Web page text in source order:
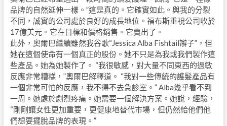
品牌的自然延伸一樣。”這是真的。它確實如此。與我的分裂
不同，誠實的公司處於良好的成長地位。福布斯重視公司收於
17億美元。它在目標和價格銷售。它賣出了。
此外，奧爾巴繼續雖然我谷歌“Jessica Alba Fishtail辮子”，但
她在這個使命有一個真正的股份。她不只是為我或我們製作這
些產品。她為她製作了。 “我很敏感，對大量不同東西的過敏
反應非常糟糕，”奧爾巴解釋道。 “我對一些傳統的護髮產品有
一個非常可怕的反應，我不得不去急診室。” Alba幾乎看不到
一周。她處於劇烈疼痛。她需要一個解決方案。她說，經驗，
“剛剛讓女性更加重要，更健康地替代市場，但仍然給他們他
們想要擺脫品牌的表現。”